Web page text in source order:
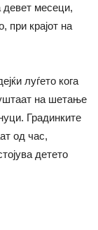
девет месеци,
при крајот на
луѓето кога
на шетање
Градинките
од час,
детето